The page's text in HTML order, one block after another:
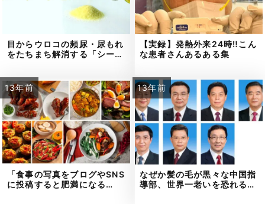
目からウロコの頻尿・尿もれ
をたちまち解消する「シー…
【実録】発熱外来24時‼こん
な患者さんあるある集
13年前
「食事の写真をブログやSNS
に投稿すると肥満になる…
13年前
なぜか髪の毛が黒々な中国指
導部、世界一老いを恐れる…